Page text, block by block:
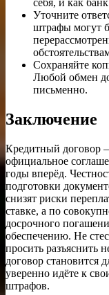
себя, и как
Уточните
штрафы могут
Сохраняйте
Любой обмен
письменно.
Заключение
Кредитный договор
официальное
годы вперёд.
подготовки
снизят риски
ставке, а по
досрочного
обеспечению. Не
просить разъяснить
договор становится
уверенно идёте к
штрафов.